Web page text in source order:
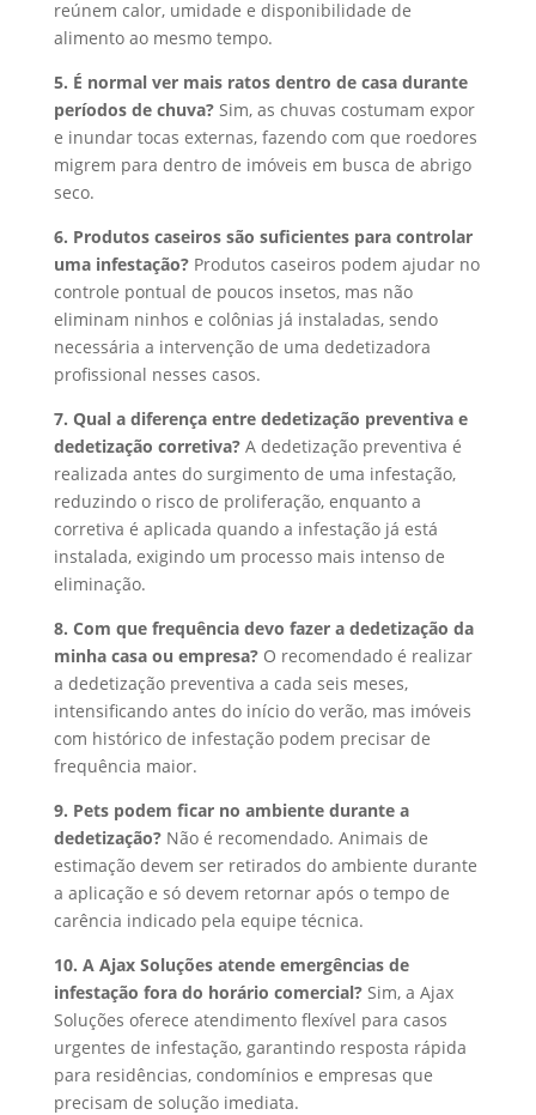
reúnem calor, umidade e disponibilidade de
alimento ao mesmo tempo.
5. É normal ver mais ratos dentro de casa durante
períodos de chuva?Sim, as chuvas costumam expor
e inundar tocas externas, fazendo com que roedores
migrem para dentro de imóveis em busca de abrigo
seco.
6. Produtos caseiros são suficientes para controlar
uma infestação?Produtos caseiros podem ajudar no
controle pontual de poucos insetos, mas não
eliminam ninhos e colônias já instaladas, sendo
necessária a intervenção de uma dedetizadora
profissional nesses casos.
7. Qual a diferença entre dedetização preventiva e
dedetização corretiva?A dedetização preventiva é
realizada antes do surgimento de uma infestação,
reduzindo o risco de proliferação, enquanto a
corretiva é aplicada quando a infestação já está
instalada, exigindo um processo mais intenso de
eliminação.
8. Com que frequência devo fazer a dedetização da
minha casa ou empresa?O recomendado é realizar
a dedetização preventiva a cada seis meses,
intensificando antes do início do verão, mas imóveis
com histórico de infestação podem precisar de
frequência maior.
9. Pets podem ficar no ambiente durante a
dedetização?Não é recomendado. Animais de
estimação devem ser retirados do ambiente durante
a aplicação e só devem retornar após o tempo de
carência indicado pela equipe técnica.
10. A Ajax Soluções atende emergências de
infestação fora do horário comercial?Sim, a Ajax
Soluções oferece atendimento flexível para casos
urgentes de infestação, garantindo resposta rápida
para residências, condomínios e empresas que
precisam de solução imediata.